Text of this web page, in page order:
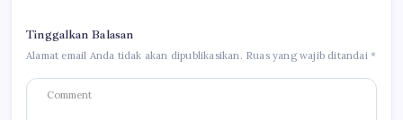
Tinggalkan Balasan
Alamat email Anda tidak akan dipublikasikan. Ruas yang wajib ditandai*